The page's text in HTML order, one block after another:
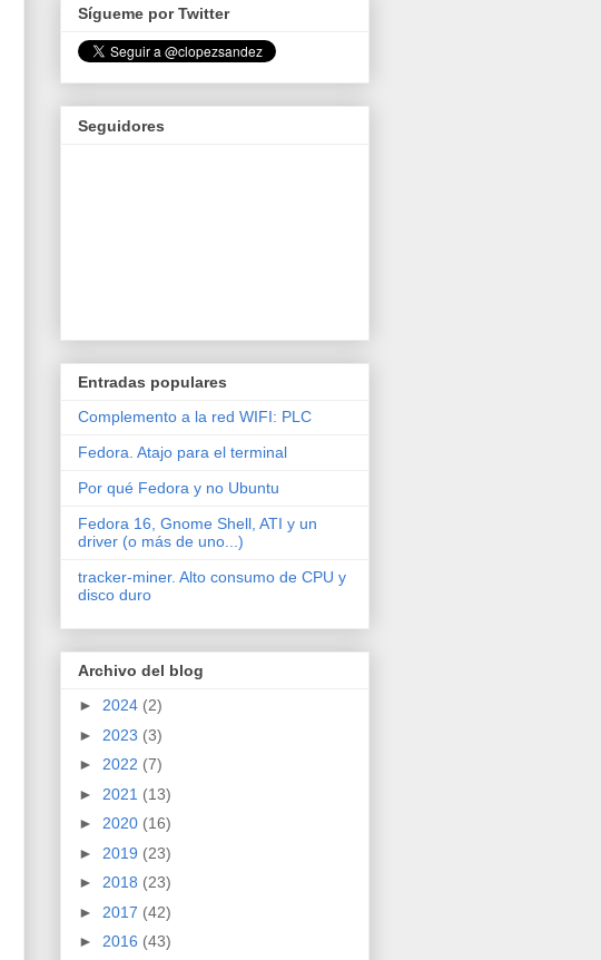
Sígueme por Twitter
Seguidores
Entradas populares
Complemento a la red WIFI: PLC
Fedora. Atajo para el terminal
Por qué Fedora y no Ubuntu
Fedora 16, Gnome Shell, ATI y un
driver (o más de uno...)
tracker-miner. Alto consumo de CPU y
disco duro
Archivo del blog
► 2024 (2)
► 2023 (3)
► 2022 (7)
► 2021 (13)
► 2020 (16)
► 2019 (23)
► 2018 (23)
► 2017 (42)
► 2016 (43)